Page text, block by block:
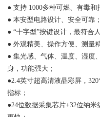
● 支持 1000多种可燃、有毒和
● 本安型电路设计、安全可靠；
● “十字型”按键设计，最符合
● 外观精美、操作方便、测量
● 集光感、气体、温度、湿度
身，功能强大；
●2.4英寸超高清液晶彩屏，
指标；
●24位数据采集芯片+32位纳